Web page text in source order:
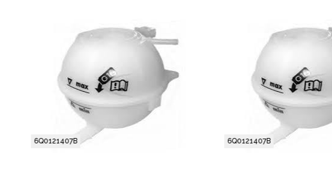
6Q0121407B 6Q0121407B